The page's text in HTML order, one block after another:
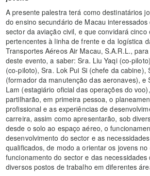
A presente palestra terá como destinatários
do ensino secundário de Macau
sector da aviação civil, e que convidará cinco
pertencentes à linha de frente e da logística
Transportes Aéreos Air Macau, S.A.R.L.,
deste evento, a saber: Sra. Liu Yaqi (co-
(co-piloto), Sra. Lok Pui Si (chefe da cabine),
(formador da manutenção das aeronaves), e
Lam (estagiário oficial das operações do
partilharão, em primeira pessoa, o
profissional e as experiências de
carreira, assim como apresentarão, sob
desde o solo ao espaço aéreo, o
desenvolvimento do sector e as
qualificados, de modo a orientar os jovens
funcionamento do sector e das
diversos postos de trabalho em diferentes